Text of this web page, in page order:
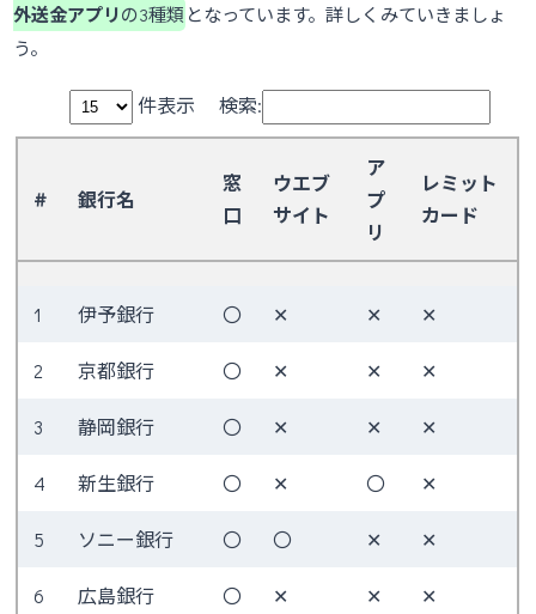
外送金アプリ の3種類 となっています。詳しくみていきましょ
う。
件表示 検索:
# 銀行名
窓
口
ウエブ
サイト
ア
プ
リ
レミット
カード
口
サイト
プ
カード
1 伊予銀行 〇 ✕ ✕ ✕
2 京都銀行 〇 ✕ ✕ ✕
3 静岡銀行 〇 ✕ ✕ ✕
4 新生銀行 〇 ✕ 〇 ✕
5 ソニー銀行 〇 〇 ✕ ✕
6 広島銀行 〇 ✕ ✕ ✕